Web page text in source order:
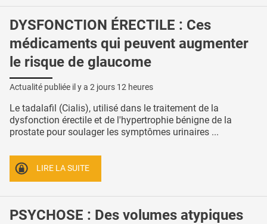
DYSFONCTION ÉRECTILE : Ces
médicaments qui peuvent augmenter
le risque de glaucome
Actualité publiée il y a 2 jours 12 heures
Le tadalafil (Cialis), utilisé dans le traitement de la
dysfonction érectile et de l'hypertrophie bénigne de la
prostate pour soulager les symptômes urinaires ...
LIRE LA SUITE
PSYCHOSE : Des volumes atypiques